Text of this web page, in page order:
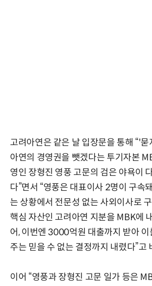
고려아연은 같은 날 입장문을 통해 “'
아연의 경영권을 뺏겠다는 투기자본
영인 장형진 영풍 고문의 검은 야욕이
다”면서 “영풍은 대표이사 2명이 구속
는 상황에서 전문성 없는 사외이사로
핵심 자산인 고려아연 지분을 MBK에
어, 이번엔 3000억원 대출까지 받아 이
주는 믿을 수 없는 결정까지 내렸다”고
이어 “영풍과 장형진 고문 일가 등은